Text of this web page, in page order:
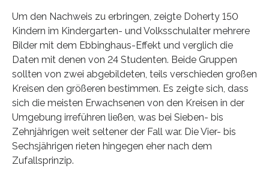
Um den Nachweis zu erbringen, zeigte Doherty 150
Kindern im Kindergarten- und Volksschulalter mehrere
Bilder mit dem Ebbinghaus-Effekt und verglich die
Daten mit denen von 24 Studenten. Beide Gruppen
sollten von zwei abgebildeten, teils verschieden großen
Kreisen den größeren bestimmen. Es zeigte sich, dass
sich die meisten Erwachsenen von den Kreisen in der
Umgebung irreführen ließen, was bei Sieben- bis
Zehnjährigen weit seltener der Fall war. Die Vier- bis
Sechsjährigen rieten hingegen eher nach dem
Zufallsprinzip.